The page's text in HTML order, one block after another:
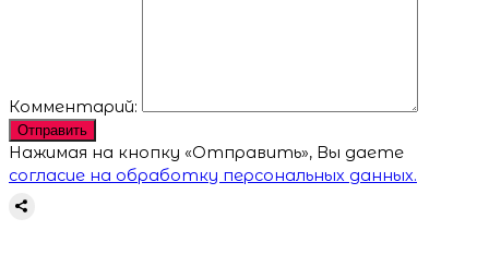
Комментарий:
Отправить
Нажимая на кнопку «Отправить», Вы даете
согласие на обработку персональных данных.